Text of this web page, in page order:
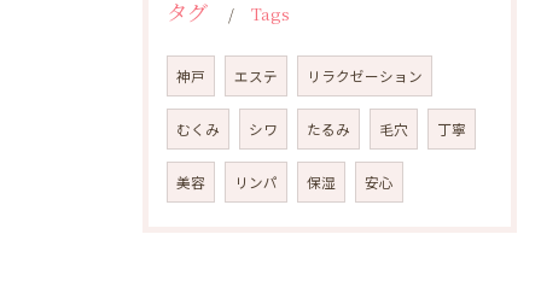
タグ Tags
神戸 エステ リラクゼーション
むくみ シワ たるみ 毛穴 丁寧
美容 リンパ 保湿 安心